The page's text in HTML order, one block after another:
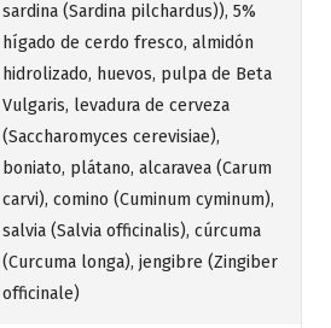
sardina (Sardina pilchardus)), 5%
hígado de cerdo fresco, almidón
hidrolizado, huevos, pulpa de Beta
Vulgaris, levadura de cerveza
(Saccharomyces cerevisiae),
boniato, plátano, alcaravea (Carum
carvi), comino (Cuminum cyminum),
salvia (Salvia officinalis), cúrcuma
(Curcuma longa), jengibre (Zingiber
officinale)